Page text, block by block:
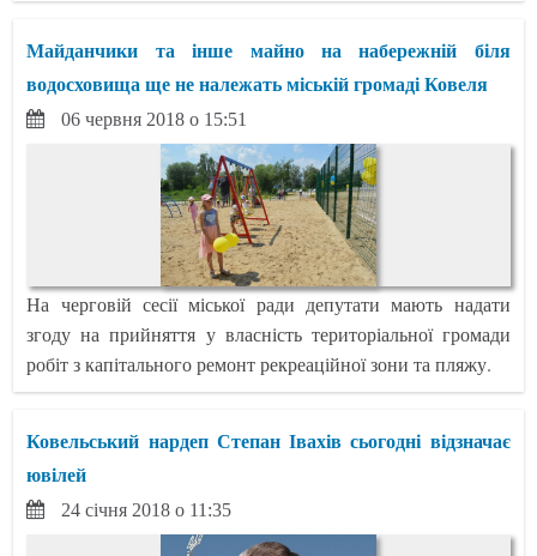
Майданчики та інше майно на набережній біля
водосховища ще не належать міській громаді Ковеля
06 червня 2018 о 15:51
На черговій сесії міської ради депутати мають надати
згоду на прийняття у власність територіальної громади
робіт з капітального ремонт рекреаційної зони та пляжу.
Ковельський нардеп Степан Івахів сьогодні відзначає
ювілей
24 січня 2018 о 11:35